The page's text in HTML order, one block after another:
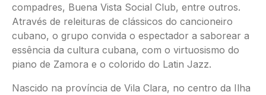
compadres, Buena Vista Social Club, entre outros.
Através de releituras de clássicos do cancioneiro
cubano, o grupo convida o espectador a saborear a
essência da cultura cubana, com o virtuosismo do
piano de Zamora e o colorido do Latin Jazz.
Nascido na província de Vila Clara, no centro da Ilha